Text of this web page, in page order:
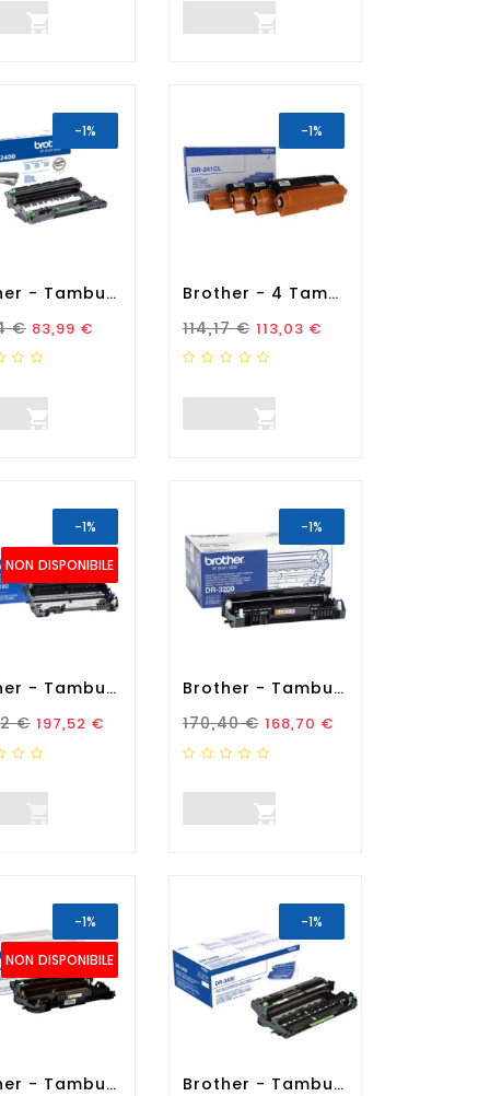
 
-1%
Brother - Tamburo - Nero -...
Standard
€ Prezzo
83,99 €

-1%
Brother - 4 Tamburo -...
Prezzo Standard
114,17 € Prezzo
113,03 €

NON DISPONIBILE
-1%
Brother - Tamburo - Nero -...
Standard
€ Prezzo
197,52 €
-1%
Brother - Tamburo - Nero -...
Prezzo Standard
170,40 € Prezzo
168,70 €

NON DISPONIBILE
-1%
Brother - Tamburo - Nero -...
-1%
Brother - Tamburo - Nero -...